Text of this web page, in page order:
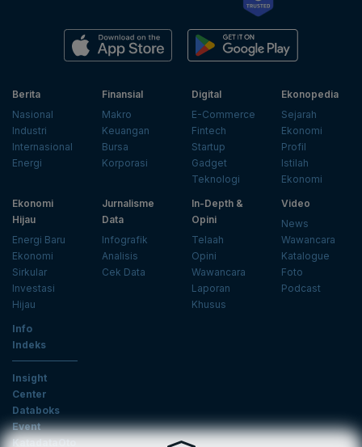
Berita
Nasional
Industri
Internasional
Energi
Finansial
Makro
Keuangan
Bursa
Korporasi
Digital
E-Commerce
Fintech
Startup
Gadget
Teknologi
Ekonopedia
Sejarah
Ekonomi
Profil
Istilah
Ekonomi
Ekonomi
Hijau
Energi Baru
Ekonomi
Sirkular
Investasi
Hijau
Jurnalisme
Data
Infografik
Analisis
Cek Data
In-Depth &
Opini
Telaah
Opini
Wawancara
Laporan
Khusus
Video
News
Wawancara
Katalogue
Foto
Podcast
Info
Indeks
Insight
Center
Databoks
Event
KatadataOto